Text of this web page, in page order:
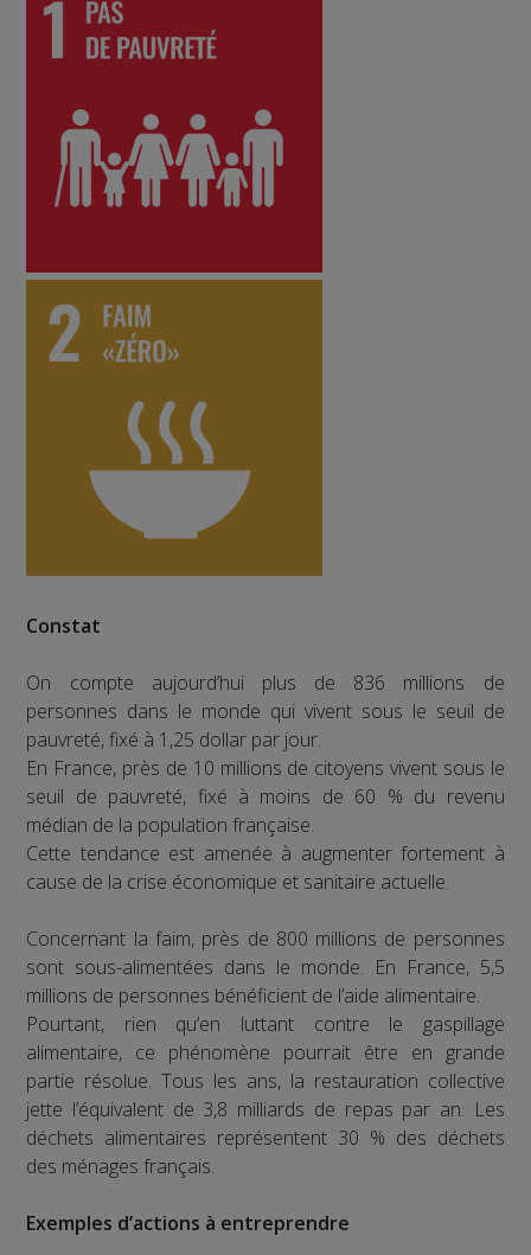
Constat
On compte aujourd’hui plus de 836 millions de
personnes dans le monde qui vivent sous le seuil de
pauvreté, fixé à 1,25 dollar par jour.
En France, près de 10 millions de citoyens vivent sous le
seuil de pauvreté, fixé à moins de 60 % du revenu
médian de la population française.
Cette tendance est amenée à augmenter fortement à
cause de la crise économique et sanitaire actuelle.
Concernant la faim, près de 800 millions de personnes
sont sous-alimentées dans le monde. En France, 5,5
millions de personnes bénéficient de l’aide alimentaire.
Pourtant, rien qu’en luttant contre le gaspillage
alimentaire, ce phénomène pourrait être en grande
partie résolue. Tous les ans, la restauration collective
jette l’équivalent de 3,8 milliards de repas par an. Les
déchets alimentaires représentent 30 % des déchets
des ménages français.
Exemples d’actions à entreprendre